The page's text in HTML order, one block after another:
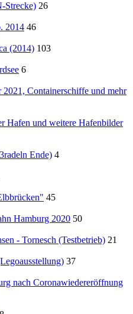
Strecke) 26
2014 46
(2014) 103
6
Containerschiffe und mehr
Hafen und weitere Hafenbilder
Ende) 4
45
Hamburg 2020 50
- Tornesch (Testbetrieb) 21
37
nach Coronawiedereröffnung